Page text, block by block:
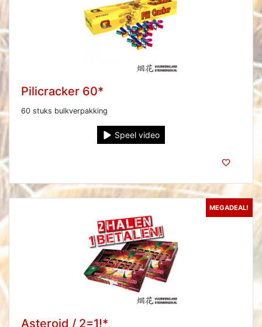
Pilicracker 60*
60 stuks bulkverpakking
Speel video
MEGADEAL!
Asteroid / 2=1!*